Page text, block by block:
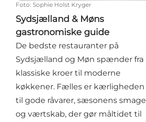
Foto: Sophie Holst Kryger
Sydsjælland & Møns
gastronomiske guide
De bedste restauranter på
Sydsjælland og Møn spænder fra
klassiske kroer til moderne
køkkener. Fælles er kærligheden
til gode råvarer, sæsonens smage
og værtskab, der gør måltidet til